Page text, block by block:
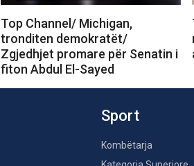
Top Channel/ Michigan,
tronditen demokratët/
Zgjedhjet promare për Senatin i
fiton Abdul El-Sayed
Sport
Kombëtarja